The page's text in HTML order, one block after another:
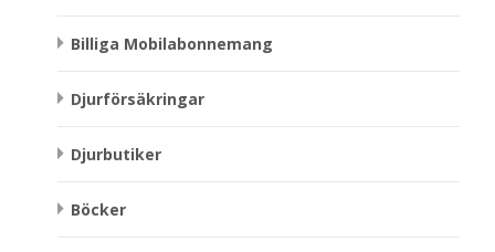
Billiga Mobilabonnemang
Djurförsäkringar
Djurbutiker
Böcker